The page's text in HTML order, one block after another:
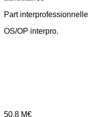
Part interprofessionnelle
OS/OP interpro.
50.8 M€